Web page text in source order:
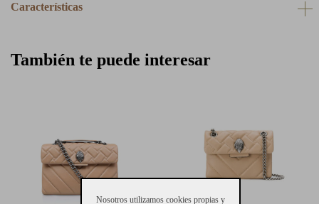
Características
También te puede interesar
Nosotros utilizamos cookies propias y